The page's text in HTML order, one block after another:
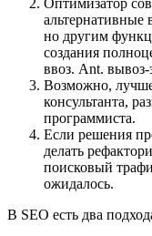
альтернативные
но другим
создания
ввоз. Ant.
Возможно,
консультанта,
программиста.
Если решения
делать
поисковый
ожидалось.
В SEO есть два